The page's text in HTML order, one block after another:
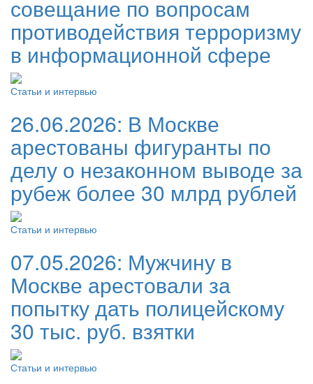
совещание по вопросам
противодействия терроризму
в информационной сфере
Статьи и интервью
26.06.2026: В Москве
арестованы фигуранты по
делу о незаконном выводе за
рубеж более 30 млрд рублей
Статьи и интервью
07.05.2026: Мужчину в
Москве арестовали за
попытку дать полицейскому
30 тыс. руб. взятки
Статьи и интервью